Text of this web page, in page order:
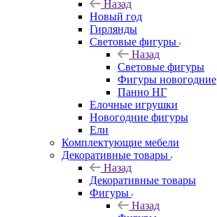
Назад
Новый год
Гирлянды
Световые фигуры
Назад
Световые фигуры
Фигуры новогодние
Панно НГ
Елочные игрушки
Новогодние фигуры
Ели
Комплектующие мебели
Декоративные товары
Назад
Декоративные товары
Фигуры
Назад